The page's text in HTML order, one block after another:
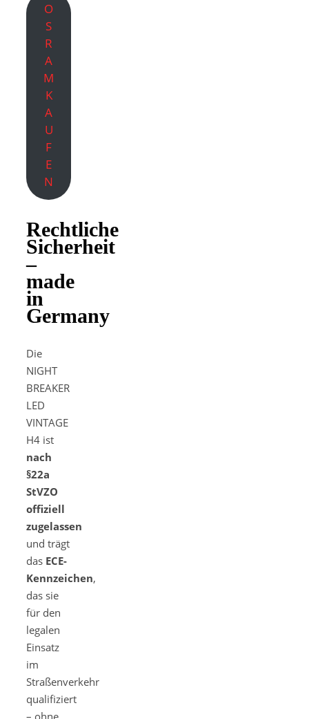
O
S
R
A
M
K
A
U
F
E
N
Rechtliche
Sicherheit
–
made
in
Germany
Die
NIGHT
BREAKER
LED
VINTAGE
H4 ist
nach
§22a
StVZO
offiziell
zugelassen
und trägt
das ECE-
Kennzeichen,
das sie
für den
legalen
Einsatz
im
Straßenverkehr
qualifiziert
– ohne